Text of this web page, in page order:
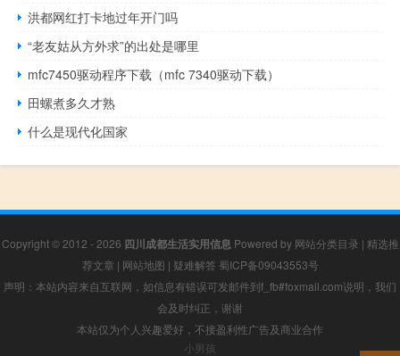
洪都网红打卡地过年开门吗
“老友姑从方外求”的出处是哪里
mfc7450驱动程序下载（mfc 7340驱动下载）
田螺煮多久才熟
什么是现代化国家
Copyright © 2012 - 2026 四川成都生活实用信息 Powered by 网站分类目录 | 精选推
荐文章 | 网站地图 | 疑难解答 蜀ICP备09043553号
声明：本站内容来自互联网，如信息有错误可发邮件到f_fb#foxmail.com说明，我们
会及时纠正，谢谢
本站仅为个人兴趣爱好，不接盈利性广告及商业合作
小男孩